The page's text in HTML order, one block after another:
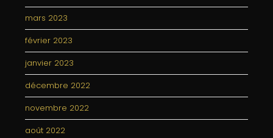
mars 2023
février 2023
janvier 2023
décembre 2022
novembre 2022
août 2022